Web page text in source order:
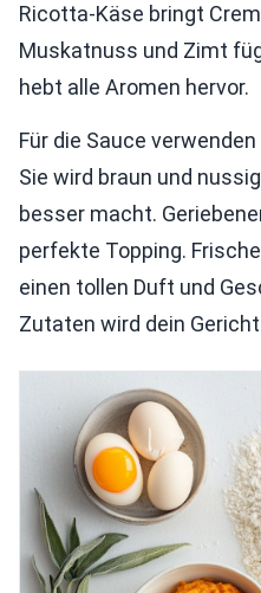
Ricotta-Käse bringt
Muskatnuss und Zimt
hebt alle Aromen hervor.
Für die Sauce
Sie wird braun und
besser macht.
perfekte Topping.
einen tollen Duft und
Zutaten wird dein